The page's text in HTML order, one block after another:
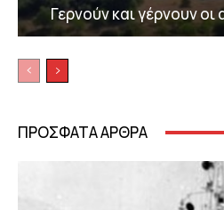
Γερνούν και γέρνουν οι
ΠΡΟΣΦΑΤΑ ΑΡΘΡΑ